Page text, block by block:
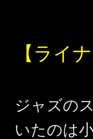
【ライ
ジャズの
いたのは